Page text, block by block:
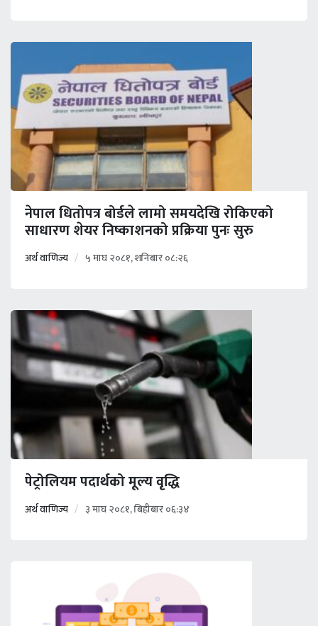
नेपाल धितोपत्र बोर्डले लामो समयदेखि रोकिएको
साधारण शेयर निष्काशनको प्रक्रिया पुनः सुरु
अर्थ वाणिज्य ५ माघ २०८१, शनिबार ०८:२६
पेट्रोलियम पदार्थको मूल्य वृद्धि
अर्थ वाणिज्य ३ माघ २०८१, बिहीबार ०६:३४